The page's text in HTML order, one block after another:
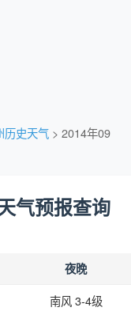
历史天气 > 2014年09
气预报查询
夜晚
南风 3-4级